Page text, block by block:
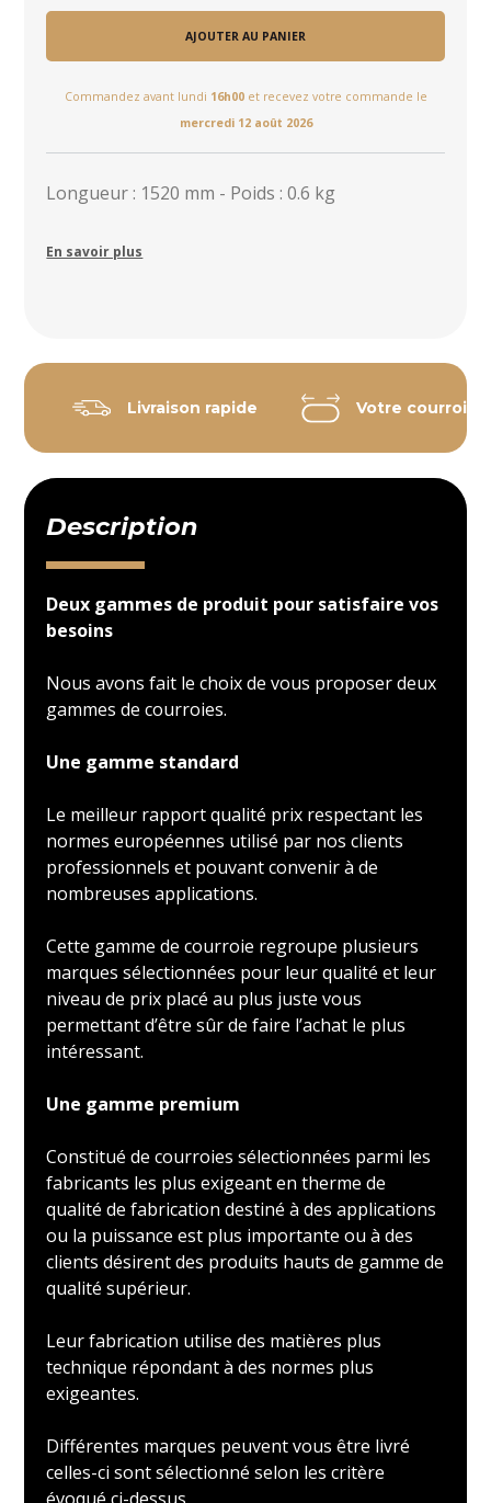
AJOUTER AU PANIER
Commandez avant lundi 16h00et recevez votre commande le
mercredi 12 août 2026
Longueur : 1520 mm - Poids : 0.6 kg
En savoir plus
Livraison rapide Votre courroie
Description
Deux gammes de produit pour satisfaire vos
besoins
Nous avons fait le choix de vous proposer deux
gammes de courroies.
Une gamme standard
Le meilleur rapport qualité prix respectant les
normes européennes utilisé par nos clients
professionnels et pouvant convenir à de
nombreuses applications.
Cette gamme de courroie regroupe plusieurs
marques sélectionnées pour leur qualité et leur
niveau de prix placé au plus juste vous
permettant d’être sûr de faire l’achat le plus
intéressant.
Une gamme premium
Constitué de courroies sélectionnées parmi les
fabricants les plus exigeant en therme de
qualité de fabrication destiné à des applications
ou la puissance est plus importante ou à des
clients désirent des produits hauts de gamme de
qualité supérieur.
Leur fabrication utilise des matières plus
technique répondant à des normes plus
exigeantes.
Différentes marques peuvent vous être livré
celles-ci sont sélectionné selon les critère